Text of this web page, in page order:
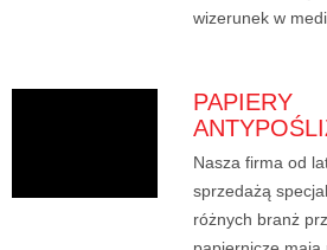
wizerunek w
PAPIERY
Nasza firma od
sprzedażą
różnych branż